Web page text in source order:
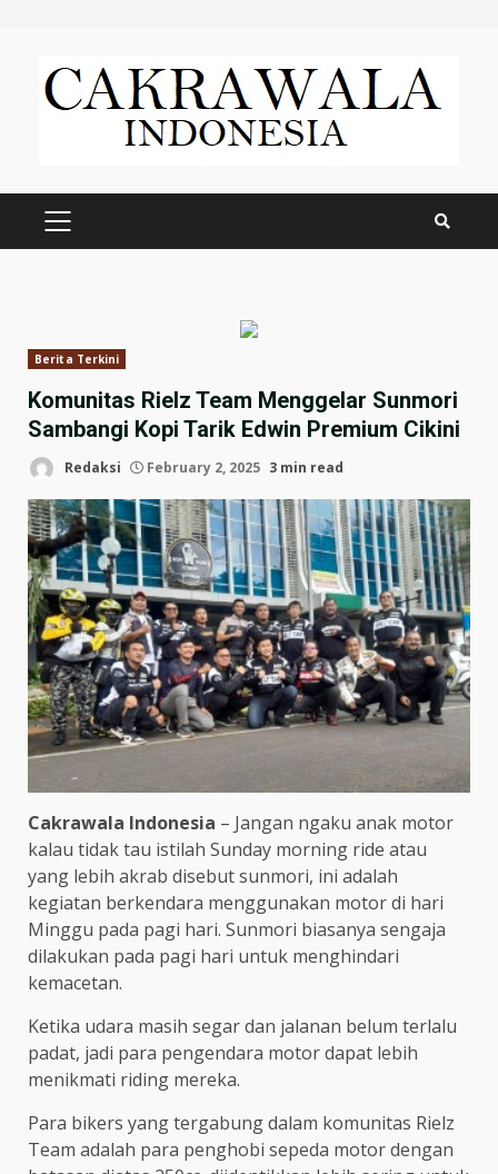
content
PRIMARY
Berita Terkini
Komunitas Rielz Team Menggelar Sunmori
Sambangi Kopi Tarik Edwin Premium Cikini
Redaksi February 2, 2025 3 min read
Cakrawala Indonesia – Jangan ngaku anak motor
kalau tidak tau istilah Sunday morning ride atau
yang lebih akrab disebut sunmori, ini adalah
kegiatan berkendara menggunakan motor di hari
Minggu pada pagi hari. Sunmori biasanya sengaja
dilakukan pada pagi hari untuk menghindari
kemacetan.
Ketika udara masih segar dan jalanan belum terlalu
padat, jadi para pengendara motor dapat lebih
menikmati riding mereka.
Para bikers yang tergabung dalam komunitas Rielz
Team adalah para penghobi sepeda motor dengan